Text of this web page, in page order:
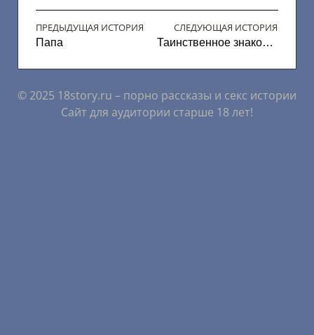
ПРЕДЫДУЩАЯ ИСТОРИЯ
Папа
СЛЕДУЮЩАЯ ИСТОРИЯ
Таинственное знакомство (Часть 2)
© 2025 18story.ru – порно рассказы и секс истории
Сайт для аудитории старше 18 лет!